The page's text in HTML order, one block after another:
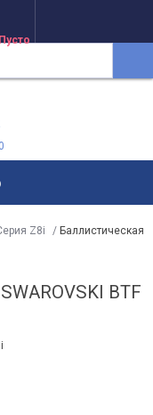
Z8i / Баллистическая
BTF